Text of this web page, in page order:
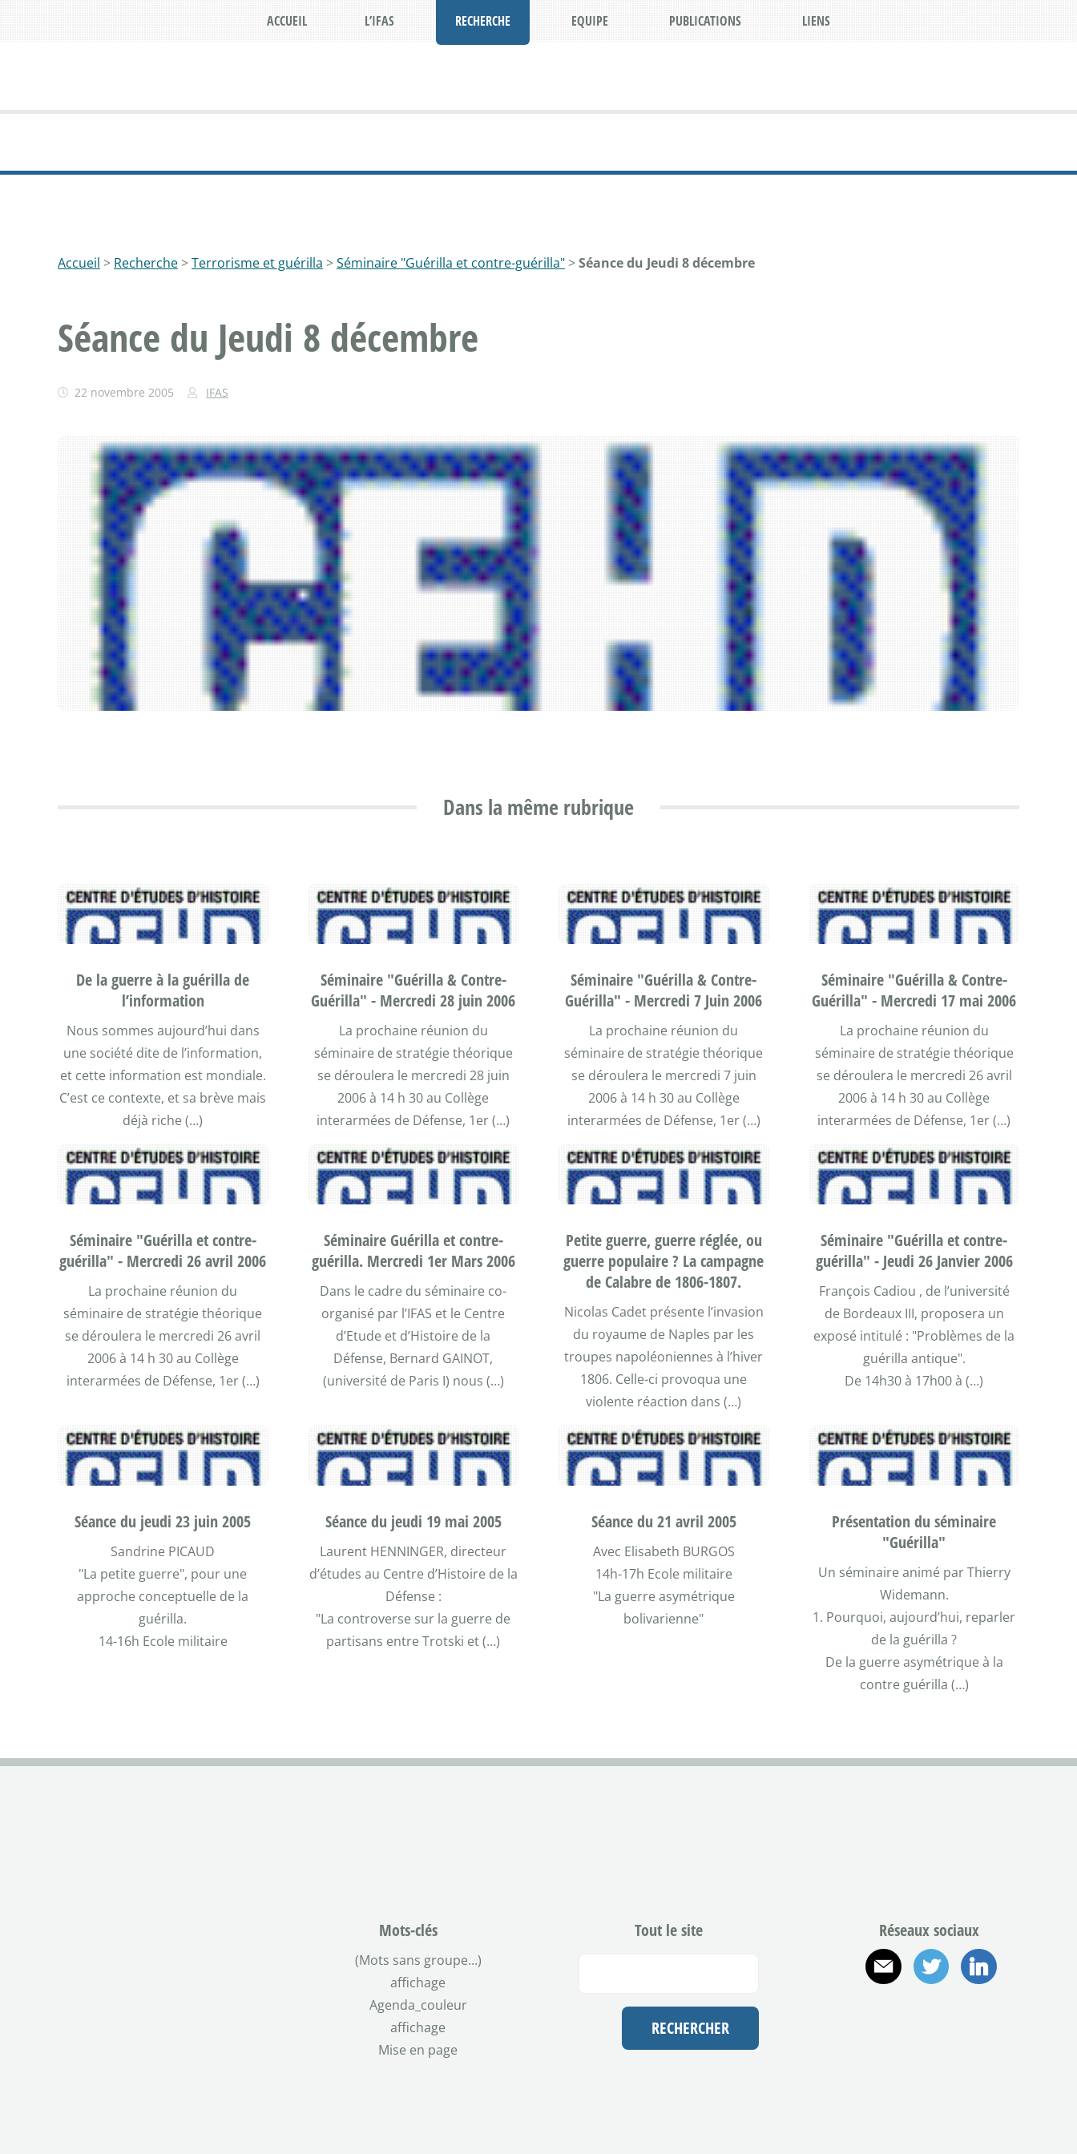
ACCUEIL L’IFAS RECHERCHE EQUIPE PUBLICATIONS LIENS
Accueil > Recherche>Terrorisme et guérilla >Séminaire "Guérilla et contre-guérilla">Séance du Jeudi 8 décembre
Séance du Jeudi 8 décembre
22 novembre 2005 IFAS
Dans la même rubrique
De la guerre à la guérilla de
l’information
Nous sommes aujourd’hui dans
une société dite de l’information,
et cette information est mondiale.
C’est ce contexte, et sa brève mais
déjà riche (…)
Séminaire "Guérilla & Contre-
Guérilla" - Mercredi 28 juin 2006
La prochaine réunion du
séminaire de stratégie théorique
se déroulera le mercredi 28 juin
2006 à 14 h 30 au Collège
interarmées de Défense, 1er (…)
Séminaire "Guérilla & Contre-
Guérilla" - Mercredi 7 Juin 2006
La prochaine réunion du
séminaire de stratégie théorique
se déroulera le mercredi 7 juin
2006 à 14 h 30 au Collège
interarmées de Défense, 1er (…)
Séminaire "Guérilla & Contre-
Guérilla" - Mercredi 17 mai 2006
La prochaine réunion du
séminaire de stratégie théorique
se déroulera le mercredi 26 avril
2006 à 14 h 30 au Collège
interarmées de Défense, 1er (…)
Séminaire "Guérilla et contre-
guérilla" - Mercredi 26 avril 2006
La prochaine réunion du
séminaire de stratégie théorique
se déroulera le mercredi 26 avril
2006 à 14 h 30 au Collège
interarmées de Défense, 1er (…)
Séminaire Guérilla et contre-
guérilla. Mercredi 1er Mars 2006
Dans le cadre du séminaire co-
organisé par l’IFAS et le Centre
d’Etude et d’Histoire de la
Défense, Bernard GAINOT,
(université de Paris I) nous (…)
Petite guerre, guerre réglée, ou
guerre populaire ? La campagne
de Calabre de 1806-1807.
Nicolas Cadet présente l’invasion
du royaume de Naples par les
troupes napoléoniennes à l’hiver
1806. Celle-ci provoqua une
violente réaction dans (…)
Séminaire "Guérilla et contre-
guérilla" - Jeudi 26 Janvier 2006
François Cadiou , de l’université
de Bordeaux III, proposera un
exposé intitulé : "Problèmes de la
guérilla antique".
De 14h30 à 17h00 à (…)
Séance du jeudi 23 juin 2005
Sandrine PICAUD
"La petite guerre", pour une
approche conceptuelle de la
guérilla.
14-16h Ecole militaire
Séance du jeudi 19 mai 2005
Laurent HENNINGER, directeur
d’études au Centre d’Histoire de la
Défense :
"La controverse sur la guerre de
partisans entre Trotski et (…)
Séance du 21 avril 2005
Avec Elisabeth BURGOS
14h-17h Ecole militaire
"La guerre asymétrique
bolivarienne"
Présentation du séminaire
"Guérilla"
Un séminaire animé par Thierry
Widemann.
1. Pourquoi, aujourd’hui, reparler
de la guérilla ?
De la guerre asymétrique à la
contre guérilla (…)
Mots-clés
(Mots sans groupe...)
affichage
Agenda_couleur
affichage
Mise en page
Tout le site Réseaux sociaux